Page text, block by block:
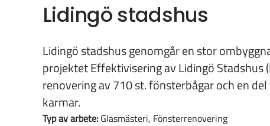
Lidingö stadshus
Lidingö stadshus genomgår en stor
projektet Effektivisering av Lidingö Stadshus
renovering av 710 st. fönsterbågar och en
karmar.
Typ av arbete:Glasmästeri, Fönsterrenovering